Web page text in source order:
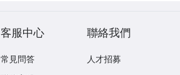
客服中心
常見問答
聯絡我們
人才招募